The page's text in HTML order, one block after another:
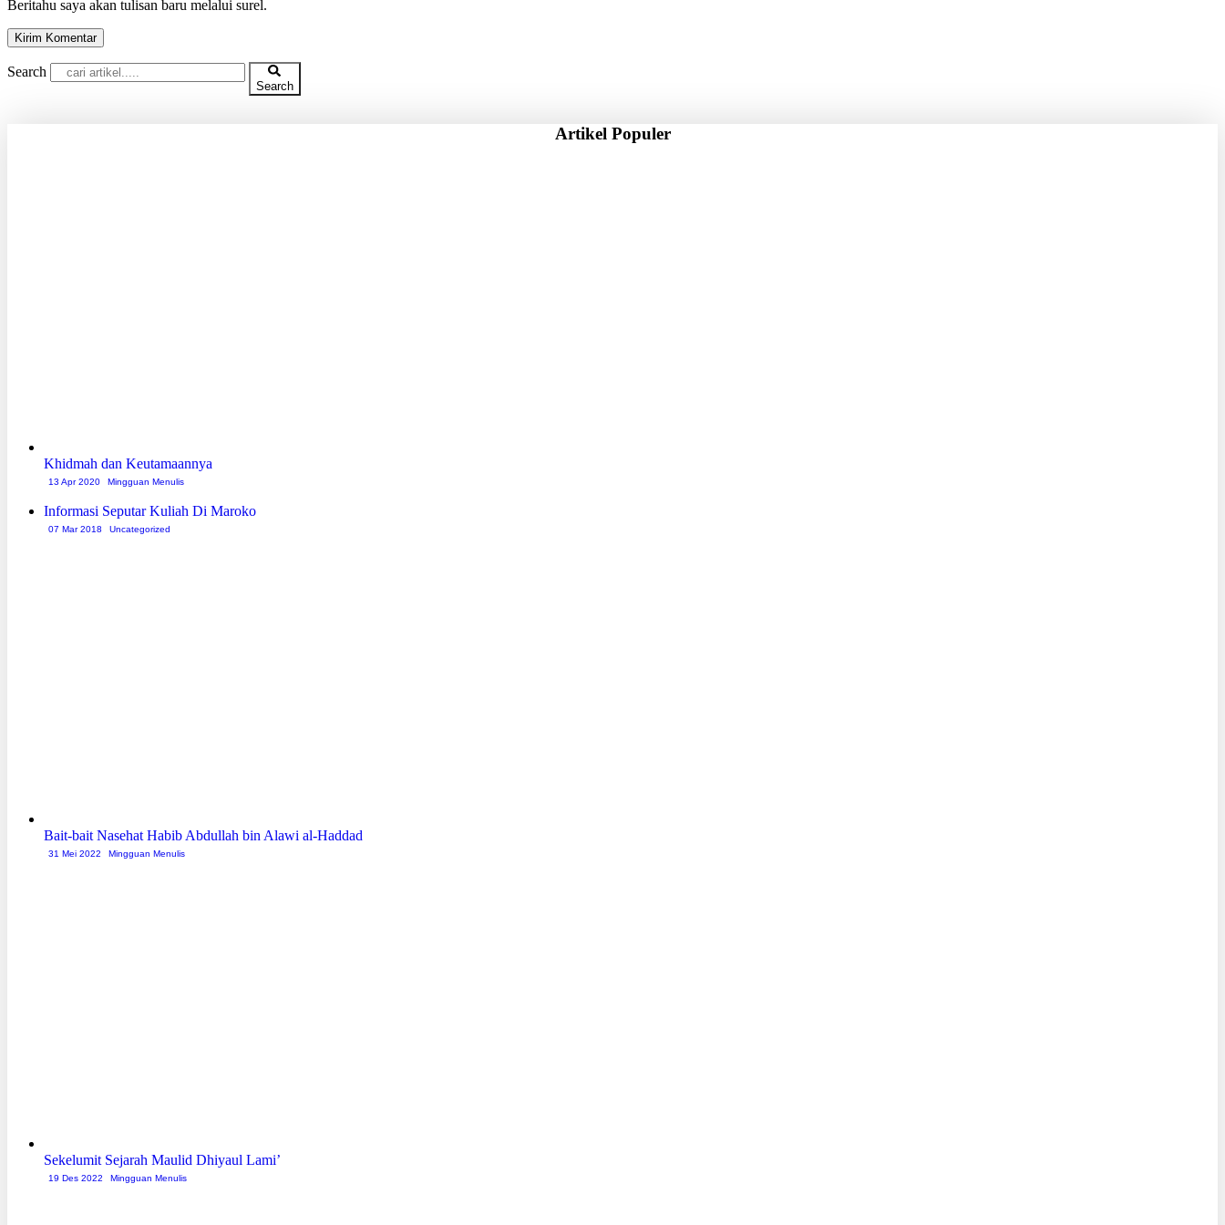
Beritahu saya akan tulisan baru melalui surel.
Search
Search
Artikel Populer
Khidmah dan Keutamaannya
13 Apr 2020 Mingguan Menulis
Informasi Seputar Kuliah Di Maroko
07 Mar 2018 Uncategorized
Bait-bait Nasehat Habib Abdullah bin Alawi al-Haddad
31 Mei 2022 Mingguan Menulis
Sekelumit Sejarah Maulid Dhiyaul Lami’
19 Des 2022 Mingguan Menulis